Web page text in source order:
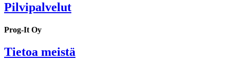
Pilvipalvelut
Prog-It Oy
Tietoa meistä